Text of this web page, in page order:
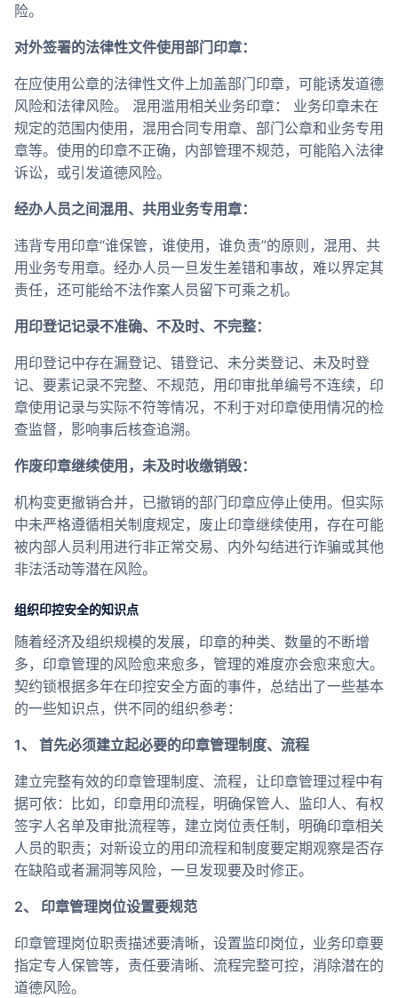
险。
对外签署的法律性文件使用部门印章：
在应使用公章的法律性文件上加盖部门印章，可能诱发道德
风险和法律风险。 混用滥用相关业务印章： 业务印章未在
规定的范围内使用，混用合同专用章、部门公章和业务专用
章等。使用的印章不正确，内部管理不规范，可能陷入法律
诉讼，或引发道德风险。
经办人员之间混用、共用业务专用章：
违背专用印章“谁保管，谁使用，谁负责”的原则，混用、共
用业务专用章。经办人员一旦发生差错和事故，难以界定其
责任，还可能给不法作案人员留下可乘之机。
用印登记记录不准确、不及时、不完整：
用印登记中存在漏登记、错登记、未分类登记、未及时登
记、要素记录不完整、不规范，用印审批单编号不连续，印
章使用记录与实际不符等情况，不利于对印章使用情况的检
查监督，影响事后核查追溯。
作废印章继续使用，未及时收缴销毁：
机构变更撤销合并，已撤销的部门印章应停止使用。但实际
中未严格遵循相关制度规定，废止印章继续使用，存在可能
被内部人员利用进行非正常交易、内外勾结进行诈骗或其他
非法活动等潜在风险。
组织印控安全的知识点
随着经济及组织规模的发展，印章的种类、数量的不断增
多，印章管理的风险愈来愈多，管理的难度亦会愈来愈大。
契约锁根据多年在印控安全方面的事件，总结出了一些基本
的一些知识点，供不同的组织参考：
1、 首先必须建立起必要的印章管理制度、流程
建立完整有效的印章管理制度、流程，让印章管理过程中有
据可依：比如，印章用印流程，明确保管人、监印人、有权
签字人名单及审批流程等，建立岗位责任制，明确印章相关
人员的职责；对新设立的用印流程和制度要定期观察是否存
在缺陷或者漏洞等风险，一旦发现要及时修正。
2、 印章管理岗位设置要规范
印章管理岗位职责描述要清晰，设置监印岗位，业务印章要
指定专人保管等，责任要清晰、流程完整可控，消除潜在的
道德风险。